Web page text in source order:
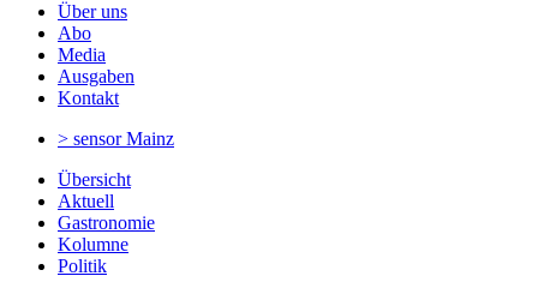
Über uns
Abo
Media
Ausgaben
Kontakt
> sensorMainz
Übersicht
Aktuell
Gastronomie
Kolumne
Politik